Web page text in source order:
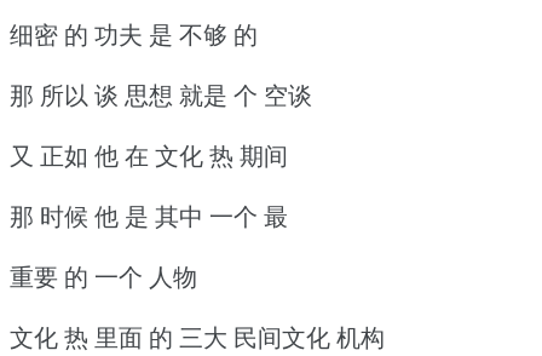
细密 的 功夫 是 不够 的
那 所以 谈 思想 就是 个 空谈
又 正如 他 在 文化 热 期间
那 时候 他 是 其中 一个 最
重要 的 一个 人物
文化 热 里面 的 三大 民间文化 机构